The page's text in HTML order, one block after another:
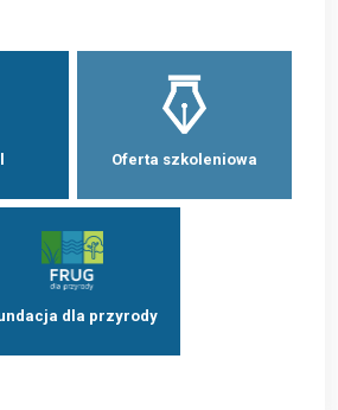
Oferta szkoleniowa
dla przyrody